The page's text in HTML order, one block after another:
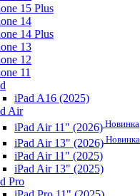
15 Plus
14
14 Plus
13
12
11
iPad A16 (2025)
Air
iPad Air 11" (2026) Новинка
iPad Air 13" (2026) Новинка
iPad Air 11" (2025)
iPad Air 13" (2025)
Pro